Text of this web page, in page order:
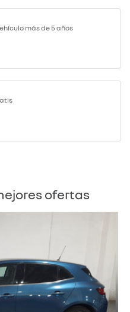
más de 5 años
ofertas